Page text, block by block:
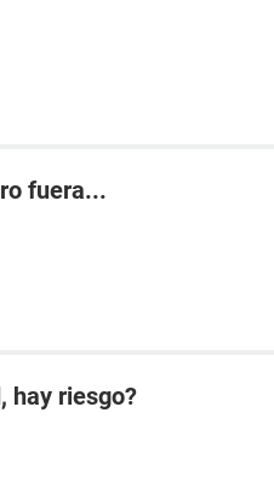
fuera...
hay riesgo?